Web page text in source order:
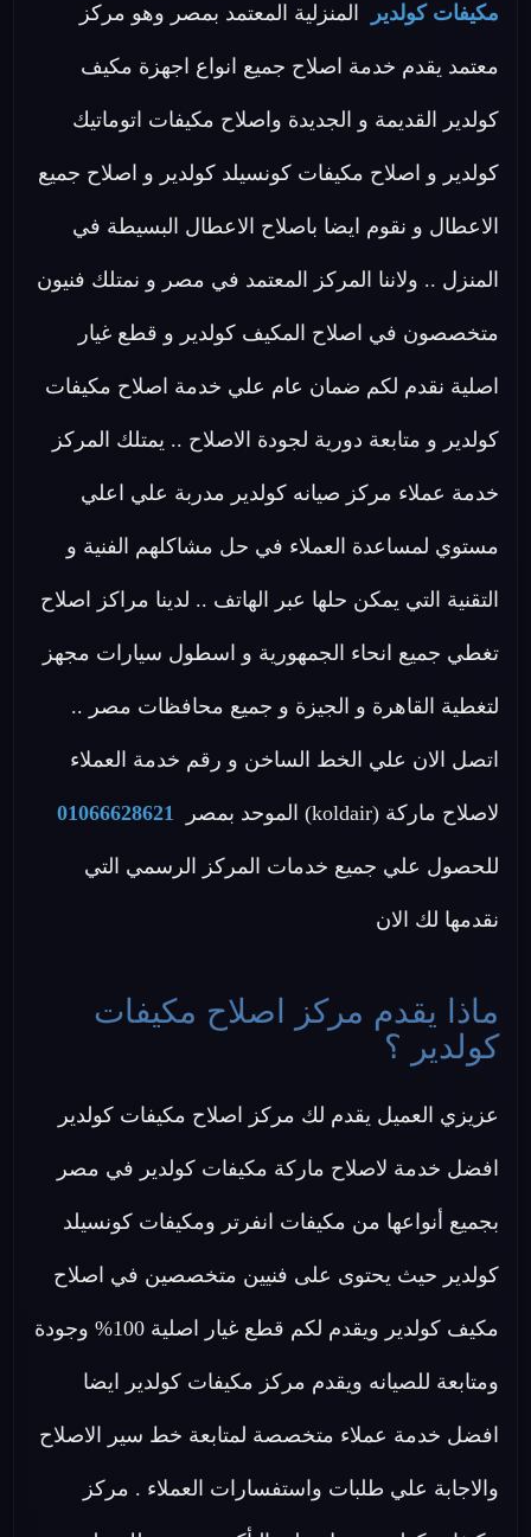
مكيفات كولدير المنزلية المعتمد بمصر وهو مركز
معتمد يقدم خدمة اصلاح جميع انواع اجهزة مكيف
كولدير القديمة و الجديدة واصلاح مكيفات اتوماتيك
كولدير و اصلاح مكيفات كونسيلد كولدير و اصلاح جميع
الاعطال و نقوم ايضا باصلاح الاعطال البسيطة في
المنزل .. ولاننا المركز المعتمد في مصر و نمتلك فنيون
متخصصون في اصلاح المكيف كولدير و قطع غيار
اصلية نقدم لكم ضمان عام علي خدمة اصلاح مكيفات
كولدير و متابعة دورية لجودة الاصلاح .. يمتلك المركز
خدمة عملاء مركز صيانه كولدير مدربة علي اعلي
مستوي لمساعدة العملاء في حل مشاكلهم الفنية و
التقنية التي يمكن حلها عبر الهاتف .. لدينا مراكز اصلاح
تغطي جميع انحاء الجمهورية و اسطول سيارات مجهز
لتغطية القاهرة و الجيزة و جميع محافظات مصر ..
اتصل الان علي الخط الساخن و رقم خدمة العملاء
لاصلاح ماركة (koldair) الموحد بمصر 01066628621
للحصول علي جميع خدمات المركز الرسمي التي
نقدمها لك الان
ماذا يقدم مركز اصلاح مكيفات
كولدير ؟
عزيزي العميل يقدم لك مركز اصلاح مكيفات كولدير
افضل خدمة لاصلاح ماركة مكيفات كولدير في مصر
بجميع أنواعها من مكيفات انفرتر ومكيفات كونسيلد
كولدير حيث يحتوى على فنيين متخصصين في اصلاح
مكيف كولدير ويقدم لكم قطع غيار اصلية 100% وجودة
ومتابعة للصيانه ويقدم مركز مكيفات كولدير ايضا
افضل خدمة عملاء متخصصة لمتابعة خط سير الاصلاح
والاجابة علي طلبات واستفسارات العملاء . مركز